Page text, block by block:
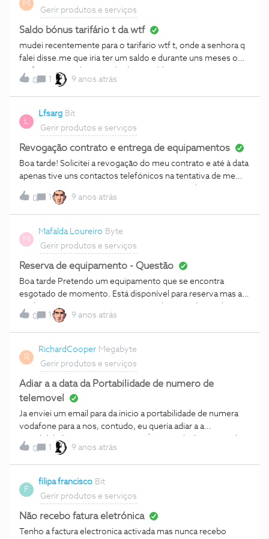
M
Gerir produtos e serviços
Saldo bónus tarifário t da wtf
mudei recentemente para o tarifario wtf t, onde a senhora q
falei disse.me que iria ter um saldo e durante uns meses o
tarifario iria ser descontado desse saldo e nao precisaria
carregar o telemovel. fiz portabilidade mudei para a Nos e
agora queria saber pq tive q carregar com 15euros para ativar
o tarifario e o cartao e ainda nao tenho esse saldo bonus?
0 1 9 anos atrás
Lfsarg Bit
Gerir produtos e serviços
Revogação contrato e entrega de equipamentos
Boa tarde! Solicitei a revogação do meu contrato e até à data
apenas tive uns contactos telefónicos na tentativa de me
convencerem a não o revogar. Já está revogado e já sou
cliente de outra operadora. Na carta que enviei solicito o
cancelamento de todos os serviços logo que o período de
facturação terminasse e que me informassem como poderia
efectuar-se a devolução dos equipamentos que possuo. Até
agora estou sem saber se os serviços foram cancelados
(pela factura recebida ha dias parece que não) e não me
informam como se processa a devolução de equipamentos.
Agradeço que alguma "alma caridosa" me forneça
informação sobre o que deverei fazer. Grato, Luis Silva
0 1 9 anos atrás
M
Mafalda Loureiro Byte
Gerir produtos e serviços
Reserva de equipamento - Questão
Boa tarde Pretendo um equipamento que se encontra
esgotado de momento. Está disponível para reserva mas a
minha questão é: primeiro se temos de pagar de imediato,
uma vez que o site informa que o número de reserva é
limitado, o que acontece se não houver disponível? E como
0 1 9 anos atrás
R
RichardCooper Megabyte
Gerir produtos e serviços
Adiar a a data da Portabilidade de numero de
telemovel
Ja enviei um email para da inicio a portabilidade de numera
vodafone para a nos, contudo, eu queria adiar a a
portabilidade por umas semanas. É possível adiar? ou tenho
de enviar outro Formulário?
0 1 9 anos atrás
F
filipa francisco Bit
Gerir produtos e serviços
Não recebo fatura eletrónica
Tenho a factura electronica activada mas nunca recebo